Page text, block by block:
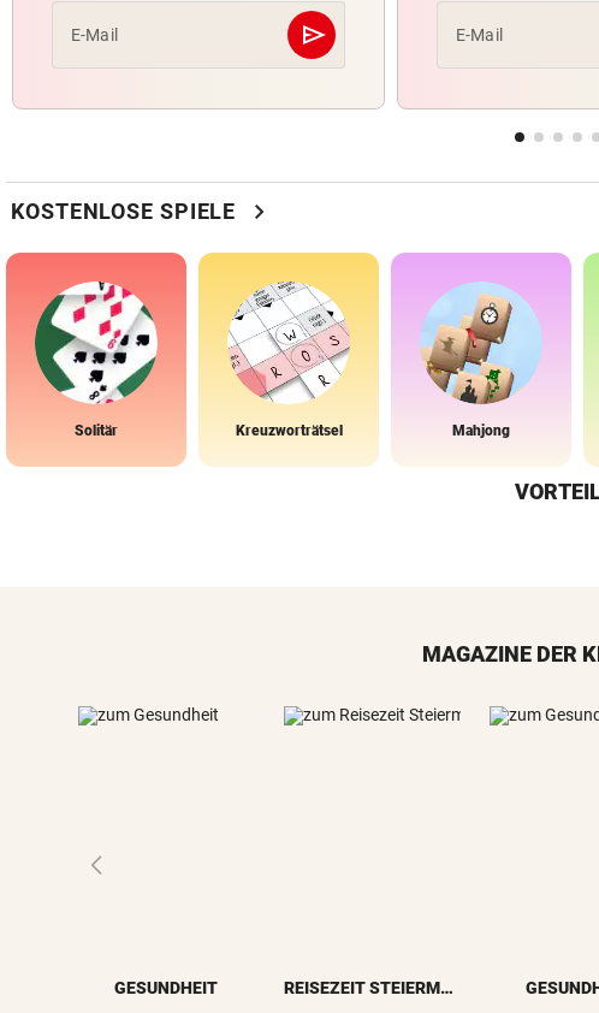
E-Mail send
Abschicken E-Mail
KOSTENLOSE SPIELE chevron_right
Solitär Kreuzworträtsel Mahjong
MAGAZINE DER
GESUNDHEIT REISEZEIT STEIERMARK